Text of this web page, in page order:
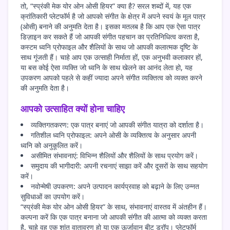
तो, “स्प्रंकी मेक योर ओन ओसी हियर” क्या है? सरल शब्दों में, यह एक
क्रांतिकारी प्लेटफॉर्म है जो आपको संगीत के क्षेत्र में अपने स्वयं के मूल पात्र
(ओसी) बनाने की अनुमति देता है। इसका मतलब है कि आप एक ऐसा पात्र
डिज़ाइन कर सकते हैं जो आपकी संगीत पहचान का प्रतिनिधित्व करता है,
कस्टम ध्वनि प्रोफाइल और शैलियों के साथ जो आपकी कलात्मक दृष्टि के
साथ गूंजती हैं। चाहे आप एक उत्साही निर्माता हों, एक अनुभवी कलाकार हों,
या बस कोई ऐसा व्यक्ति जो ध्वनि के साथ खेलने का आनंद लेता हो, यह
उपकरण आपको पहले से कहीं ज्यादा अपने संगीत व्यक्तित्व को व्यक्त करने
की अनुमति देता है।
आपको उत्साहित क्यों होना चाहिए
व्यक्तिगतकरण: एक पात्र बनाएं जो आपकी संगीत यात्रा को दर्शाता है।
गतिशील ध्वनि प्रोफाइल: अपने ओसी के व्यक्तित्व के अनुसार अपनी
ध्वनि को अनुकूलित करें।
असीमित संभावनाएं: विभिन्न शैलियों और शैलियों के साथ प्रयोग करें।
समुदाय की भागीदारी: अपनी रचनाएं साझा करें और दूसरों के साथ सहयोग
करें।
नवोन्मेषी उपकरण: अपने उत्पादन कार्यप्रवाह को बढ़ाने के लिए उन्नत
सुविधाओं का उपयोग करें।
“स्प्रंकी मेक योर ओन ओसी हियर” के साथ, संभावनाएं वास्तव में अंतहीन हैं।
कल्पना करें कि एक पात्र बनाना जो आपकी संगीत की आत्मा को व्यक्त करता
है, चाहे वह एक शांत वातावरण हो या एक ऊर्जावान बीट ड्रॉप। प्लेटफॉर्म